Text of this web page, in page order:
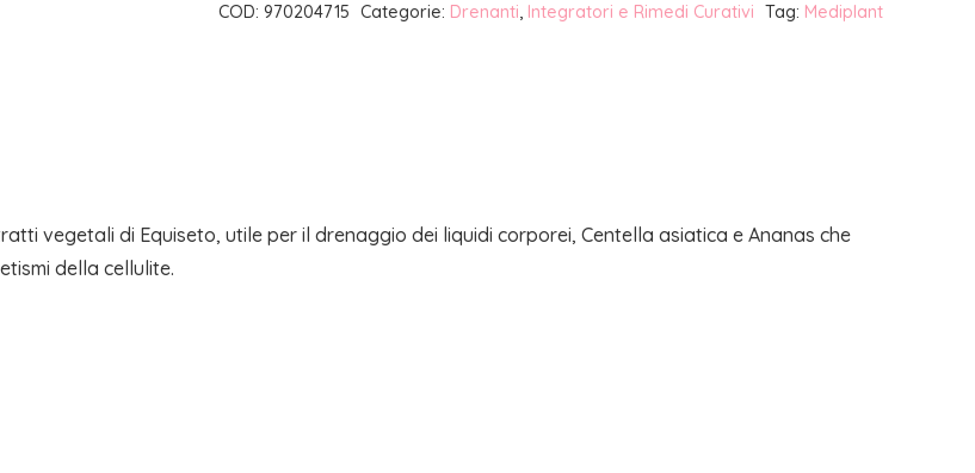
COD: 970204715 Categorie: Drenanti, Integratori e Rimedi Curativi Tag: Mediplant
vegetali di Equiseto, utile per il drenaggio dei liquidi corporei, Centella asiatica e Ananas che
della cellulite.